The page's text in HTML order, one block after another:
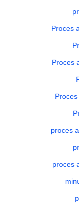
Proces
Proces
proces
proces